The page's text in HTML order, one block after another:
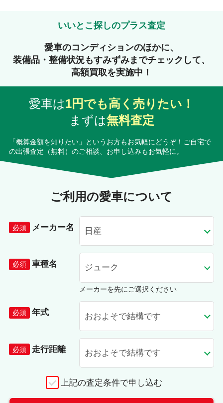
いいとこ探しのプラス査定
愛車のコンディションのほかに、
装備品・整備状況もすみずみまでチェックして、
高額買取を実施中！
愛車は1円でも高く売りたい！
まずは無料査定
「概算金額を知りたい」というお方もお気軽にどうぞ！ご自宅で
の出張査定（無料）のご相談、お申し込みもお気軽に。
ご利用の愛車について
メーカー名
車種名
メーカーを先にご選択ください
年式
走行距離
上記の査定条件で申し込む